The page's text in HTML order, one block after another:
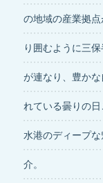
の地域の産業拠
り囲むように三
が連なり、豊か
れている曇りの
水港のディープ
介。